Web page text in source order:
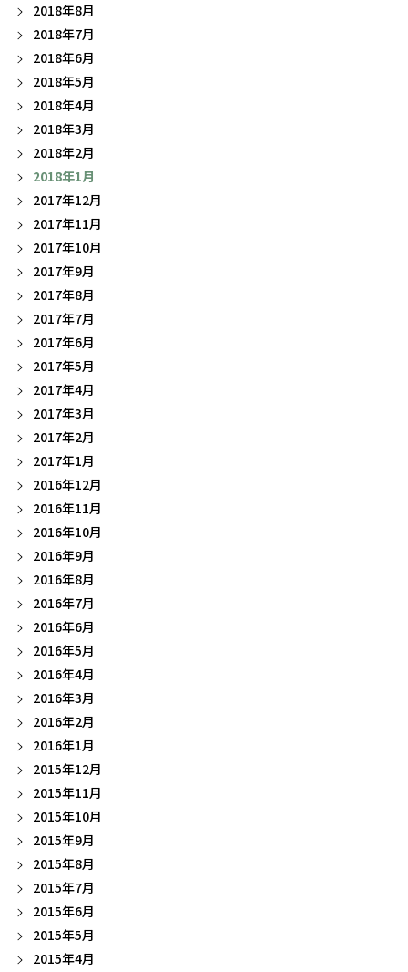
2018年8月
2018年7月
2018年6月
2018年5月
2018年4月
2018年3月
2018年2月
2018年1月
2017年12月
2017年11月
2017年10月
2017年9月
2017年8月
2017年7月
2017年6月
2017年5月
2017年4月
2017年3月
2017年2月
2017年1月
2016年12月
2016年11月
2016年10月
2016年9月
2016年8月
2016年7月
2016年6月
2016年5月
2016年4月
2016年3月
2016年2月
2016年1月
2015年12月
2015年11月
2015年10月
2015年9月
2015年8月
2015年7月
2015年6月
2015年5月
2015年4月